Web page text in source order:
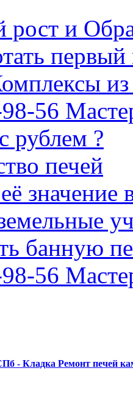
рост и
56
рублем ?
печей
значение
банную
56
- Кладка Ремонт печей